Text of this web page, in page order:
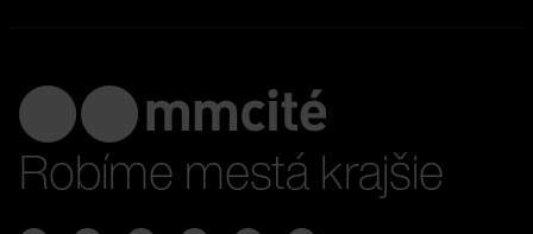
Robíme mestá krajšie